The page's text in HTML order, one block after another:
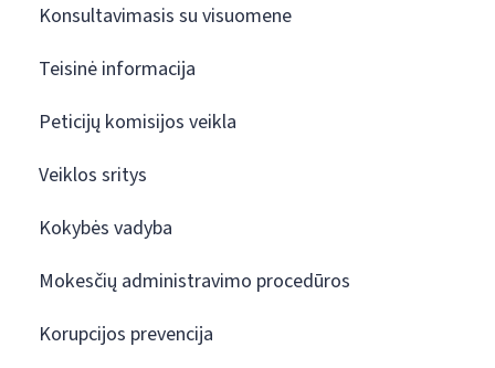
Konsultavimasis su visuomene
Teisinė informacija
Peticijų komisijos veikla
Veiklos sritys
Kokybės vadyba
Mokesčių administravimo procedūros
Korupcijos prevencija